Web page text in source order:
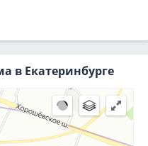
в Екатеринбурге